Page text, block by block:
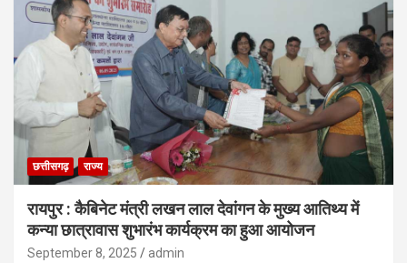
छत्तीसगढ़ राज्य
रायपुर : कैबिनेट मंत्री लखन लाल देवांगन के मुख्य आतिथ्य में
कन्या छात्रावास शुभारंभ कार्यक्रम का हुआ आयोजन
September 8, 2025 admin